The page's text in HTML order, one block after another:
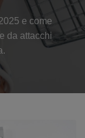
e come
da attacchi